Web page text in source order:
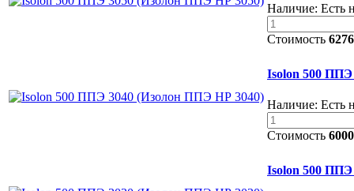
Наличие: Есть
Стоимость
Isolon 500
Наличие: Есть
Стоимость
Isolon 500